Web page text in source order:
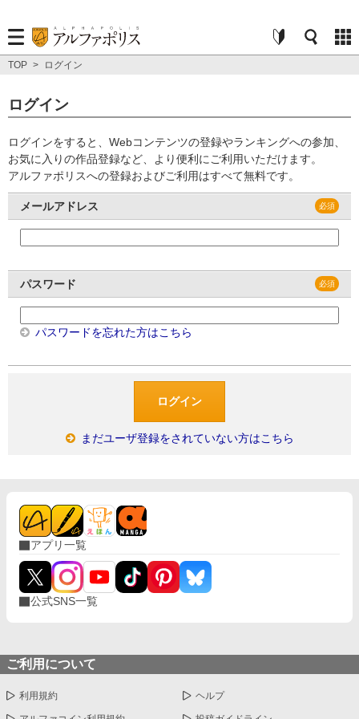
TOP > ログイン
ログイン
ログインをすると、Webコンテンツの登録やランキングへの参加、
お気に入りの作品登録など、より便利にご利用いただけます。
アルファポリスへの登録およびご利用はすべて無料です。
メールアドレス
パスワード
パスワードを忘れた方はこちら
まだユーザ登録をされていない方はこちら
アプリ一覧
公式SNS一覧
ご利用について
利用規約 ヘルプ